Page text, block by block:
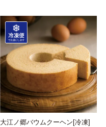
大江ノ郷バウムクーヘン[冷凍]